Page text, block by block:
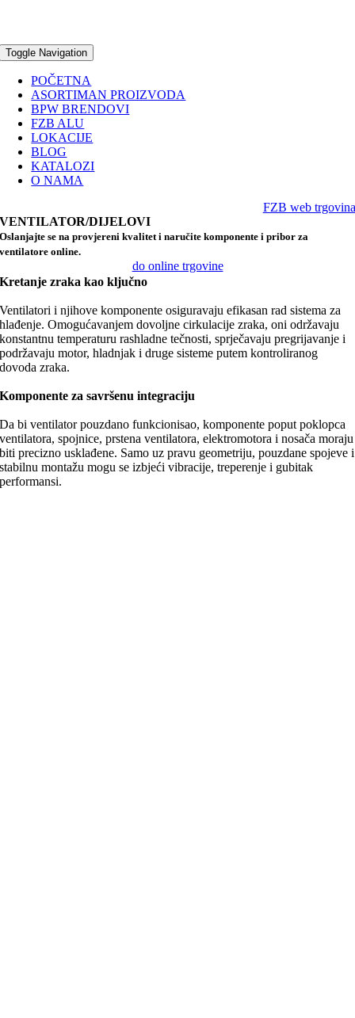
Toggle Navigation
POČETNA
ASORTIMAN PROIZVODA
BPW BRENDOVI
FZB ALU
LOKACIJE
BLOG
KATALOZI
O NAMA
FZB web trgovina
VENTILATOR/DIJELOVI
Oslanjajte se na provjereni kvalitet i naručite komponente i pribor za
ventilatore online.
do online trgovine
Kretanje zraka kao ključno
Ventilatori i njihove komponente osiguravaju efikasan rad sistema za
hlađenje. Omogućavanjem dovoljne cirkulacije zraka, oni održavaju
konstantnu temperaturu rashladne tečnosti, sprječavaju pregrijavanje i
podržavaju motor, hladnjak i druge sisteme putem kontroliranog
dovoda zraka.
Komponente za savršenu integraciju
Da bi ventilator pouzdano funkcionisao, komponente poput poklopca
ventilatora, spojnice, prstena ventilatora, elektromotora i nosača moraju
biti precizno usklađene. Samo uz pravu geometriju, pouzdane spojeve i
stabilnu montažu mogu se izbjeći vibracije, treperenje i gubitak
performansi.